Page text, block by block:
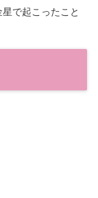
で起こったこと